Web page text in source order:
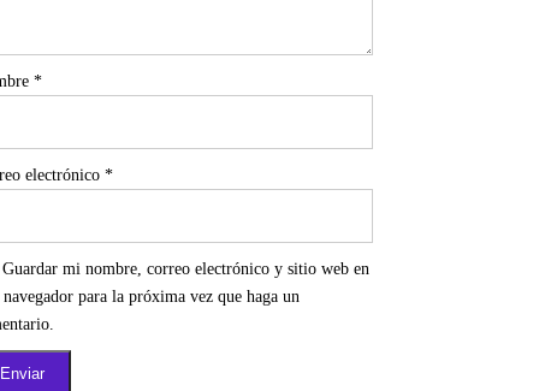
*
electrónico *
Guardar mi nombre, correo electrónico y sitio web en
navegador para la próxima vez que haga un